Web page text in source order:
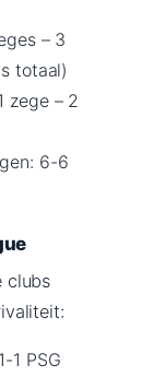
– 3
totaal)
zege – 2
6-6
clubs
1 PSG